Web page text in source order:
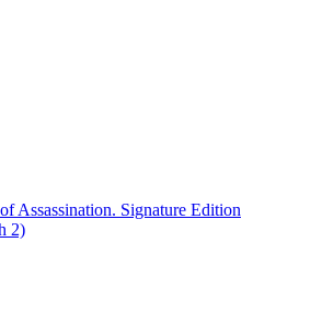
Assassination. Signature Edition
2)